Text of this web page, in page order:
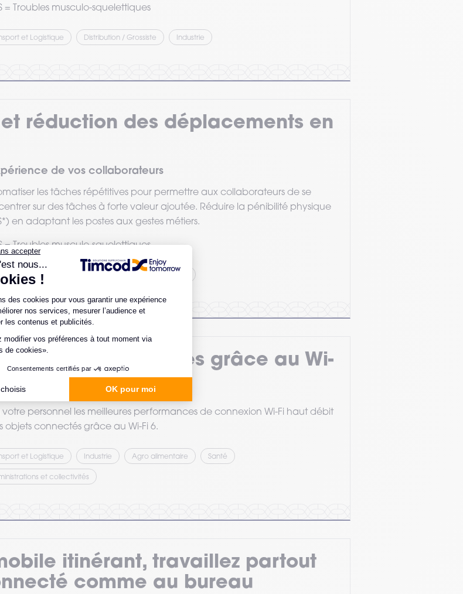
= Troubles musculo-squelettiques
et Logistique Distribution / Grossiste Industrie
et réduction des déplacements en
de vos collaborateurs
les tâches répétitives pour permettre aux collaborateurs de se
sur des tâches à forte valeur ajoutée. Réduire la pénibilité physique
en adaptant les postes aux gestes métiers.
= Troubles musculo-squelettiques
et Logistique
usages connectés grâce au Wi-
votre personnel les meilleures performances de connexion Wi-Fi haut débit
connectés grâce au Wi-Fi 6.
et Logistique Industrie Agro alimentaire Santé
et collectivités
itinérant, travaillez partout
comme au bureau